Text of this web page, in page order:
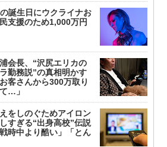
誕生日にウクライナお
支援のため1,000万円
会長、“沢尻エリカの
勤務説”の真相明かす
客さんから300万取り
…」
をしのぐためアイロン
すぎる“出身高校”伝説
時中より酷い」「とん